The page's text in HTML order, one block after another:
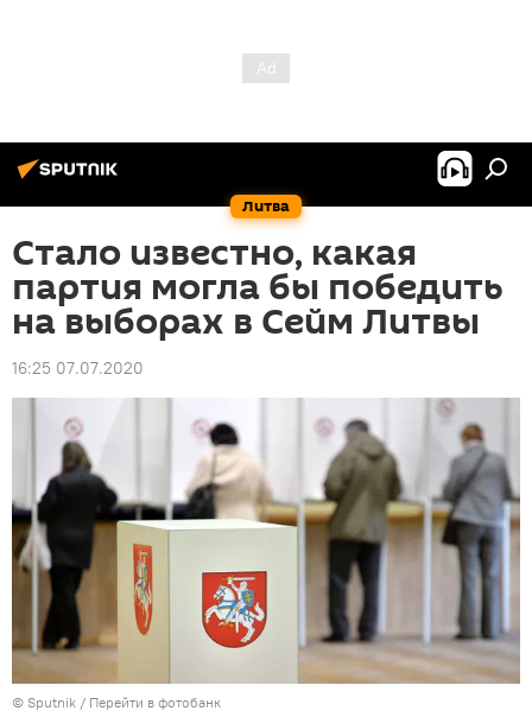
Литва
Стало известно, какая
партия могла бы победить
на выборах в Сейм Литвы
16:25 07.07.2020
© Sputnik / Перейти в фотобанк